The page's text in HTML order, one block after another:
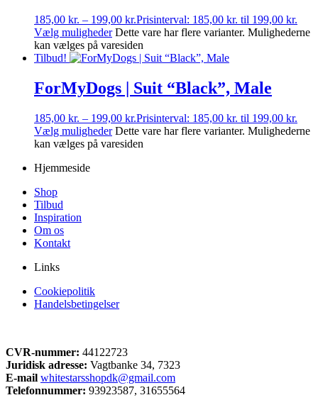
185,00 kr. – 199,00 kr.Prisinterval: 185,00 kr. til 199,00 kr.
Vælg muligheder Dette vare har flere varianter. Mulighederne
kan vælges på varesiden
Tilbud!
ForMyDogs | Suit “Black”, Male
185,00 kr. – 199,00 kr.Prisinterval: 185,00 kr. til 199,00 kr.
Vælg muligheder Dette vare har flere varianter. Mulighederne
kan vælges på varesiden
Hjemmeside
Shop
Tilbud
Inspiration
Om os
Kontakt
Links
Cookiepolitik
Handelsbetingelser
CVR-nummer: 44122723
Juridisk adresse: Vagtbanke 34, 7323
E-mail whitestarsshopdk@gmail.com
Telefonnummer: 93923587, 31655564